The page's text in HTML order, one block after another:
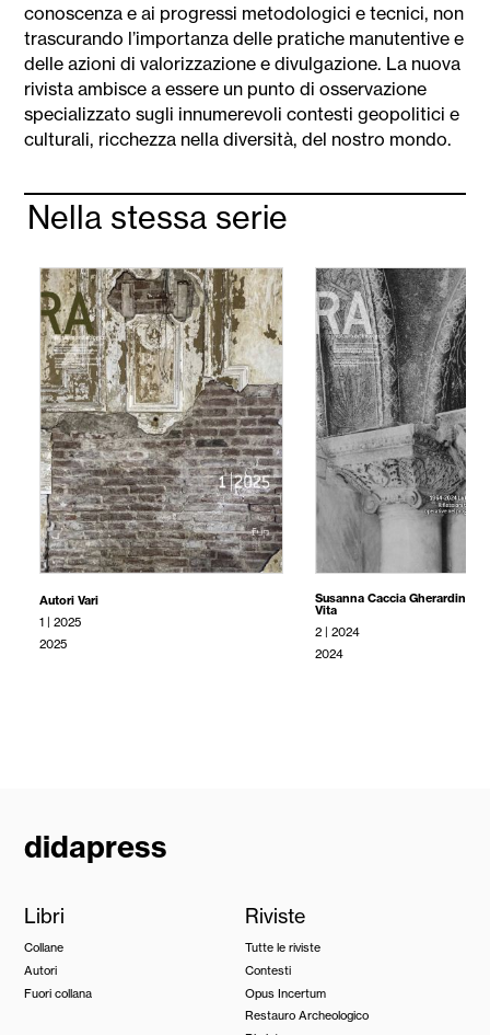
conoscenza e ai progressi metodologici e tecnici, non
trascurando l’importanza delle pratiche manutentive e
delle azioni di valorizzazione e divulgazione. La nuova
rivista ambisce a essere un punto di osservazione
specializzato sugli innumerevoli contesti geopolitici e
culturali, ricchezza nella diversità, del nostro mondo.
Nella stessa serie
Autori Vari
1 | 2025
2025
Susanna Caccia Gherardini
Vita
2 | 2024
2024
didapress
Libri
Collane
Autori
Fuori collana
Riviste
Tutte le riviste
Contesti
Opus Incertum
Restauro Archeologico